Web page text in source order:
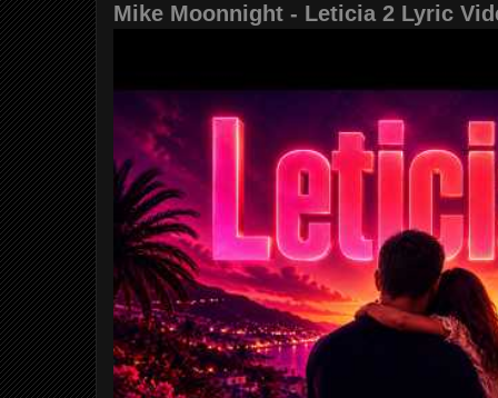
Mike Moonnight - Leticia 2 Lyric